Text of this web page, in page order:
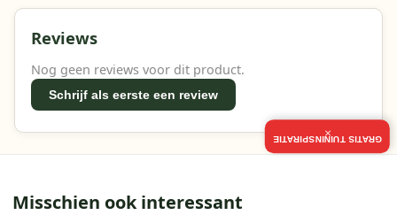
Reviews
Nog geen reviews voor dit product.
Schrijf als eerste een review
Misschien ook interessant
GRATIS TUININSPIRATIE
×